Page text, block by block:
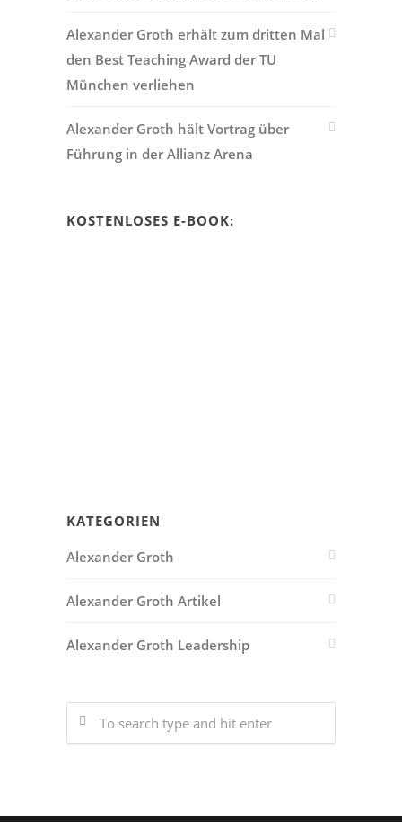
Alexander Groth erhält zum dritten Mal
den Best Teaching Award der TU
München verliehen
Alexander Groth hält Vortrag über
Führung in der Allianz Arena
KOSTENLOSES E-BOOK:
KATEGORIEN
Alexander Groth
Alexander Groth Artikel
Alexander Groth Leadership